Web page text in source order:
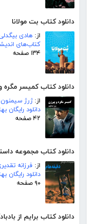
دانلود کتاب بت مولانا
از: هادی
کتاب‌های
۱۳۴ صفحه
دانلود کتاب کمیسر مگره
از:ژرژ سیمنون
دانلود رایگان
۴۲ صفحه
دانلود کتاب مجموعه
از: فرزانه
دانلود رایگان
۹۰ صفحه
دانلود کتاب برایم از